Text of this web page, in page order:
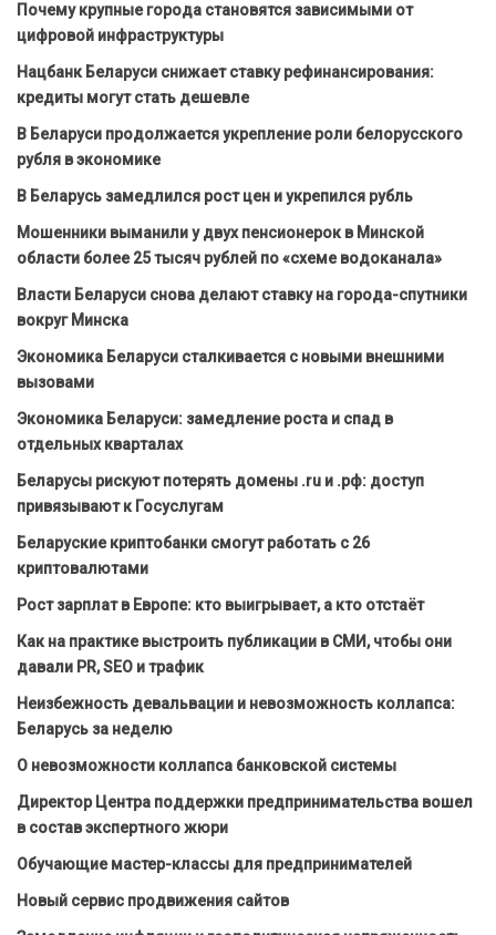
Почему крупные города становятся зависимыми от
цифровой инфраструктуры
Нацбанк Беларуси снижает ставку рефинансирования:
кредиты могут стать дешевле
В Беларуси продолжается укрепление роли белорусского
рубля в экономике
В Беларусь замедлился рост цен и укрепился рубль
Мошенники выманили у двух пенсионерок в Минской
области более 25 тысяч рублей по «схеме водоканала»
Власти Беларуси снова делают ставку на города-спутники
вокруг Минска
Экономика Беларуси сталкивается с новыми внешними
вызовами
Экономика Беларуси: замедление роста и спад в
отдельных кварталах
Беларусы рискуют потерять домены .ru и .рф: доступ
привязывают к Госуслугам
Беларуские криптобанки смогут работать с 26
криптовалютами
Рост зарплат в Европе: кто выигрывает, а кто отстаёт
Как на практике выстроить публикации в СМИ, чтобы они
давали PR, SEO и трафик
Неизбежность девальвации и невозможность коллапса:
Беларусь за неделю
О невозможности коллапса банковской системы
Директор Центра поддержки предпринимательства вошел
в состав экспертного жюри
Обучающие мастер-классы для предпринимателей
Новый сервис продвижения сайтов